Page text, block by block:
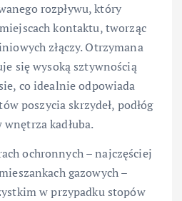
rozpływu, który
kontaktu, tworząc
złączy. Otrzymana
się wysoką sztywnością
co idealnie odpowiada
poszycia skrzydeł, podłóg
kadłuba.
ochronnych – najczęściej
gazowych –
w przypadku stopów